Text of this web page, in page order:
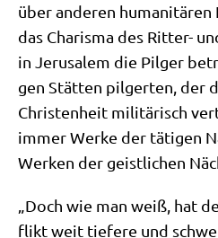
über ande­ren huma­ni­tä­ren
das Cha­ris­ma des Rit­ter-
in Jeru­sa­lem die Pil­ger
gen Stät­ten pil­ger­ten, der
Chri­sten­heit mili­tä­risch
immer Wer­ke der täti­gen
Wer­ken der geist­li­chen
„Doch wie man weiß, hat
flikt weit tie­fe­re und